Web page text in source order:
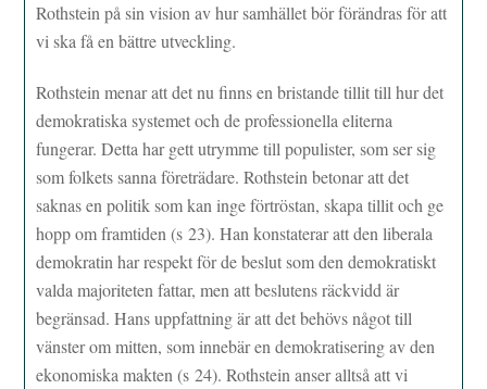
Rothstein på sin vision av hur samhället bör förändras för att
vi ska få en bättre utveckling.
Rothstein menar att det nu finns en bristande tillit till hur det
demokratiska systemet och de professionella eliterna
fungerar. Detta har gett utrymme till populister, som ser sig
som folkets sanna företrädare. Rothstein betonar att det
saknas en politik som kan inge förtröstan, skapa tillit och ge
hopp om framtiden (s 23). Han konstaterar att den liberala
demokratin har respekt för de beslut som den demokratiskt
valda majoriteten fattar, men att beslutens räckvidd är
begränsad. Hans uppfattning är att det behövs något till
vänster om mitten, som innebär en demokratisering av den
ekonomiska makten (s 24). Rothstein anser alltså att vi